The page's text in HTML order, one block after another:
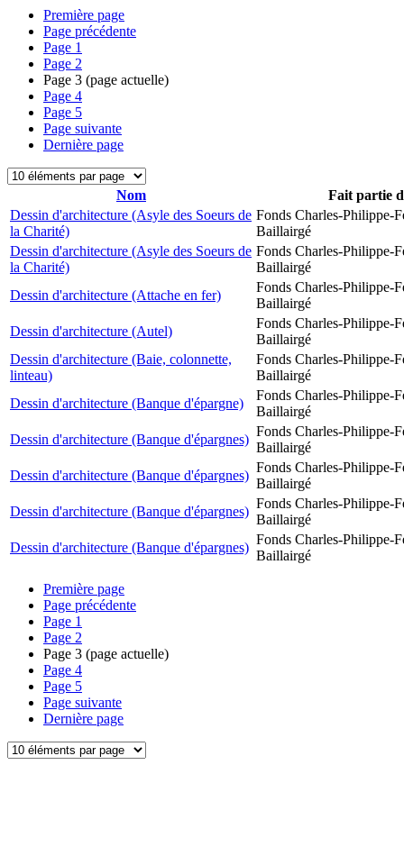
Première page
Page précédente
Page 1
Page 2
Page 3 (page actuelle)
Page 4
Page 5
Page suivante
Dernière page
Nom
Fait partie
Dessin d'architecture (Asyle des Soeurs de
la Charité)
Fonds Charles-Philippe-
Baillairgé
Dessin d'architecture (Asyle des Soeurs de
la Charité)
Fonds Charles-Philippe-
Baillairgé
Dessin d'architecture (Attache en fer)
Fonds Charles-Philippe-
Baillairgé
Dessin d'architecture (Autel)
Fonds Charles-Philippe-
Baillairgé
Dessin d'architecture (Baie, colonnette,
linteau)
Fonds Charles-Philippe-
Baillairgé
Dessin d'architecture (Banque d'épargne)
Fonds Charles-Philippe-
Baillairgé
Dessin d'architecture (Banque d'épargnes)
Fonds Charles-Philippe-
Baillairgé
Dessin d'architecture (Banque d'épargnes)
Fonds Charles-Philippe-
Baillairgé
Dessin d'architecture (Banque d'épargnes)
Fonds Charles-Philippe-
Baillairgé
Dessin d'architecture (Banque d'épargnes)
Fonds Charles-Philippe-
Baillairgé
Première page
Page précédente
Page 1
Page 2
Page 3 (page actuelle)
Page 4
Page 5
Page suivante
Dernière page